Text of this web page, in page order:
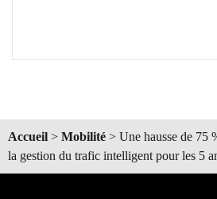
Accueil > Mobilité > Une hausse de 75
la gestion du trafic intelligent pour les 5